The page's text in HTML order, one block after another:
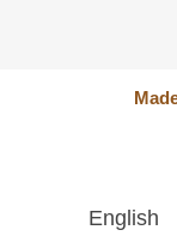
English